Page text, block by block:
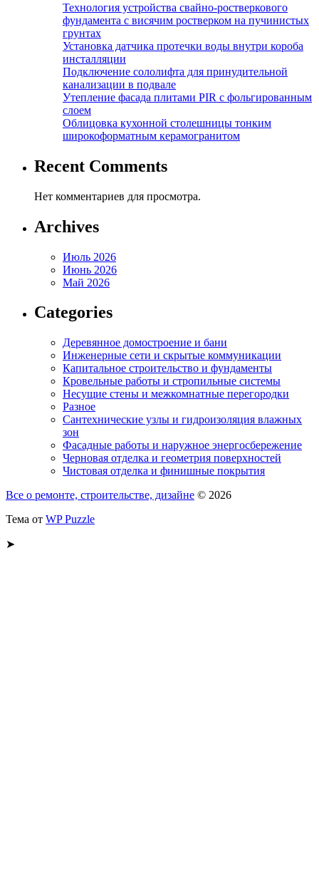
Технология устройства свайно-ростверкового
фундамента с висячим ростверком на пучинистых
грунтах
Установка датчика протечки воды внутри короба
инсталляции
Подключение сололифта для принудительной
канализации в подвале
Утепление фасада плитами PIR с фольгированным
слоем
Облицовка кухонной столешницы тонким
широкоформатным керамогранитом
Recent Comments
Нет комментариев для просмотра.
Archives
Июль 2026
Июнь 2026
Май 2026
Categories
Деревянное домостроение и бани
Инженерные сети и скрытые коммуникации
Капитальное строительство и фундаменты
Кровельные работы и стропильные системы
Несущие стены и межкомнатные перегородки
Разное
Сантехнические узлы и гидроизоляция влажных
зон
Фасадные работы и наружное энергосбережение
Черновая отделка и геометрия поверхностей
Чистовая отделка и финишные покрытия
Все о ремонте, строительстве, дизайне © 2026
Тема от WP Puzzle
➤